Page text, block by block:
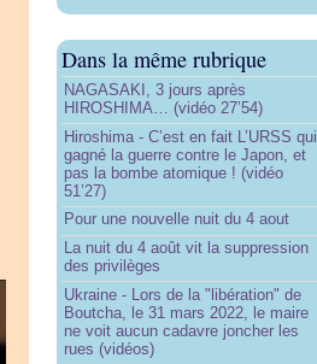
Dans la même rubrique
NAGASAKI, 3 jours après
HIROSHIMA… (vidéo 27’54)
Hiroshima - C’est en fait L’URSS qui
gagné la guerre contre le Japon, et
pas la bombe atomique ! (vidéo
51’27)
Pour une nouvelle nuit du 4 aout
La nuit du 4 août vit la suppression
des privilèges
Ukraine - Lors de la "libération" de
Boutcha, le 31 mars 2022, le maire
ne voit aucun cadavre joncher les
rues (vidéos)